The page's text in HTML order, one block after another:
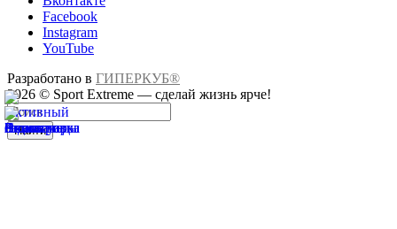
Facebook
Instagram
YouTube
Разработано в ГИПЕРКУБ®
2026 © Sport Extreme — сделай жизнь ярче!
Найти